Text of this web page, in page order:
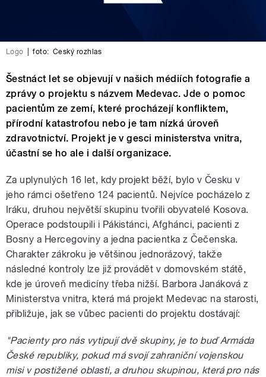
Logo foto: Český rozhlas
Šestnáct let se objevují v našich médiích fotografie a
zprávy o projektu s názvem Medevac. Jde o pomoc
pacientům ze zemí, které procházejí konfliktem,
přírodní katastrofou nebo je tam nízká úroveň
zdravotnictví. Projekt je v gesci ministerstva vnitra,
účastní se ho ale i další organizace.
Za uplynulých 16 let, kdy projekt běží, bylo v Česku v
jeho rámci ošetřeno 124 pacientů. Nejvíce pocházelo z
Iráku, druhou největší skupinu tvořili obyvatelé Kosova.
Operace podstoupili i Pákistánci, Afghánci, pacienti z
Bosny a Hercegoviny a jedna pacientka z Čečenska.
Charakter zákroku je většinou jednorázový, takže
následné kontroly lze již provádět v domovském státě,
kde je úroveň medicíny třeba nižší. Barbora Janáková z
Ministerstva vnitra, která má projekt Medevac na starosti,
přibližuje, jak se vůbec pacienti do projektu dostávají:
"Pacienty pro nás vytipují dvě skupiny, je to buď Armáda
České republiky, pokud má svojí zahraniční vojenskou
misi v postižené oblasti, a druhou skupinou, která pro nás